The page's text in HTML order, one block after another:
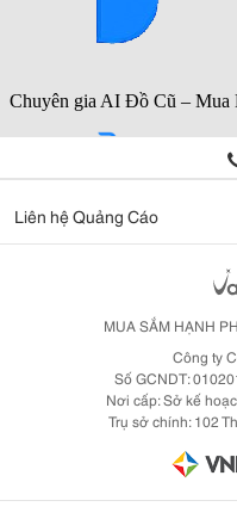
Liên hệ Quảng Cáo
MUA SẮM HẠNH
Công ty
Số GCNDT:
Nơi cấp: Sở kế
Trụ sở chính: 102